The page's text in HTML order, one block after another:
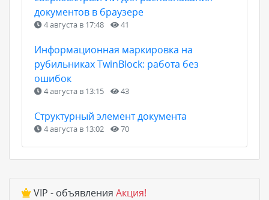
документов в браузере
4 августа в 17:48 41
Информационная маркировка на
рубильниках TwinBlock: работа без
ошибок
4 августа в 13:15 43
Структурный элемент документа
4 августа в 13:02 70
VIP - объявления Акция!